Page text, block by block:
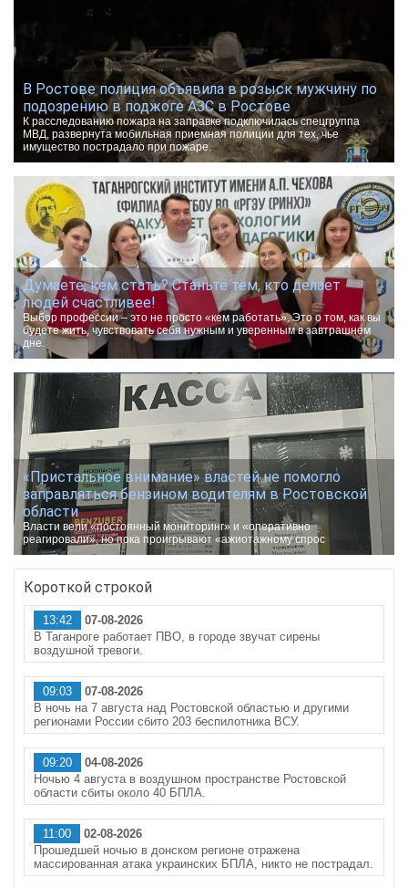
В Ростове полиция объявила в розыск мужчину по
подозрению в поджоге АЗС в Ростове
К расследованию пожара на заправке подключилась спецгруппа
МВД, развернута мобильная приемная полиции для тех, чье
имущество пострадало при пожаре.
Думаете, кем стать? Станьте тем, кто делает
людей счастливее!
Выбор профессии – это не просто «кем работать». Это о том, как вы
будете жить, чувствовать себя нужным и уверенным в завтрашнем
дне.
«Пристальное внимание» властей не помогло
заправляться бензином водителям в Ростовской
области
Власти вели «постоянный мониторинг» и «оперативно
реагировали», но пока проигрывают «ажиотажному спрос
Короткой строкой
13:42
07-08-2026
В Таганроге работает ПВО, в городе звучат сирены
воздушной тревоги.
09:03
07-08-2026
В ночь на 7 августа над Ростовской областью и другими
регионами России сбито 203 беспилотника ВСУ.
09:20
04-08-2026
Ночью 4 августа в воздушном пространстве Ростовской
области сбиты около 40 БПЛА.
11:00
02-08-2026
Прошедшей ночью в донском регионе отражена
массированная атака украинских БПЛА, никто не пострадал.